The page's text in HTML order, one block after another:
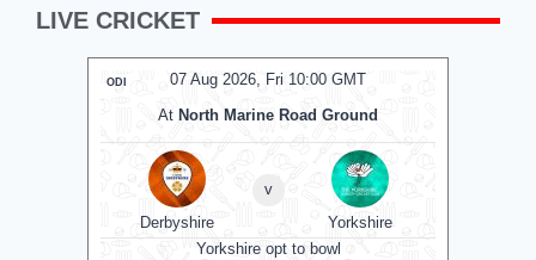
LIVE CRICKET
07 Aug 2026, Fri 10:00 GMT
ODI
At North Marine Road Ground
Derbyshire
v
Yorkshire
Yorkshire opt to bowl